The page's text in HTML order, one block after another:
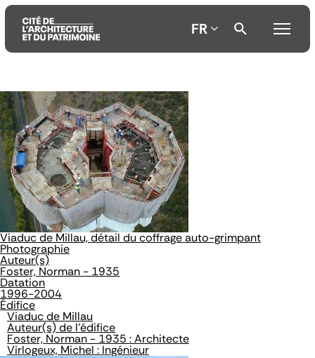
Aller
au
contenu
principal
Aller
au
menu
principal
Aller
à
la
recherche
FR
Viaduc de Millau, détail du coffrage auto-grimpant
Photographie
Auteur(s)
Foster, Norman - 1935
Datation
1996-2004
Édifice
Viaduc de Millau
Auteur(s) de l'édifice
Foster, Norman - 1935 : Architecte
Virlogeux, Michel : Ingénieur